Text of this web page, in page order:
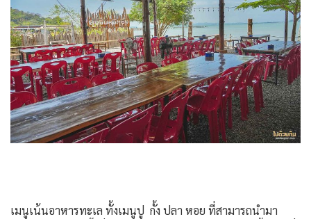
เมนูเน้นอาหารทะเล ทั้งเมนูปู กั้ง ปลา หอย ที่สามารถนำมา